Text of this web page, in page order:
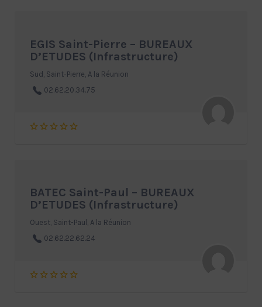
EGIS Saint-Pierre – BUREAUX
D’ETUDES (Infrastructure)
Sud, Saint-Pierre, A la Réunion
02.62.20.34.75
BATEC Saint-Paul – BUREAUX
D’ETUDES (Infrastructure)
Ouest, Saint-Paul, A la Réunion
02.62.22.62.24